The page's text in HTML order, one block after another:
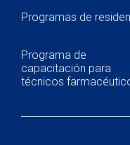
Programas de
Programa de
capacitación para
técnicos